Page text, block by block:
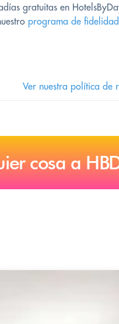
gratuitas en
programa de fidelidad
Ver nuestra política de
cosa a